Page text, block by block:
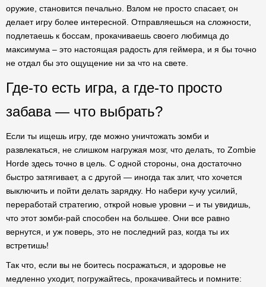
оружие, становится печально. Взлом не просто спасает, он
делает игру более интересной. Отправляешься на сложности,
подлетаешь к боссам, прокачиваешь своего любимца до
максимума – это настоящая радость для геймера, и я бы точно
не отдал бы это ощущение ни за что на свете.
Где-то есть игра, а где-то просто
забава — что выбрать?
Если ты ищешь игру, где можно уничтожать зомби и
развлекаться, не слишком нагружая мозг, что делать, то Zombie
Horde здесь точно в цель. С одной стороны, она достаточно
быстро затягивает, а с другой — иногда так злит, что хочется
выключить и пойти делать зарядку. Но набери кучу усилий,
переработай стратегию, открой новые уровни – и ты увидишь,
что этот зомби-рай способен на большее. Они все равно
вернутся, и уж поверь, это не последний раз, когда ты их
встретишь!
Так что, если вы не боитесь посражаться, и здоровье не
медленно уходит, погружайтесь, прокачивайтесь и помните: